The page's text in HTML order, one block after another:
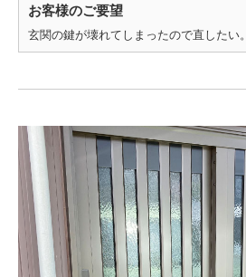
お客様のご要望
玄関の鍵が壊れてしまったので直したい。